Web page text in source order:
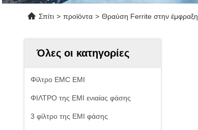
Σπίτι > προϊόντα > Θραύση Ferrite στην έμφραξη
Όλες οι κατηγορίες
Φίλτρο EMC EMI
ΦΙΛΤΡΟ της EMI ενιαίας φάσης
3 φίλτρο της EMI φάσης